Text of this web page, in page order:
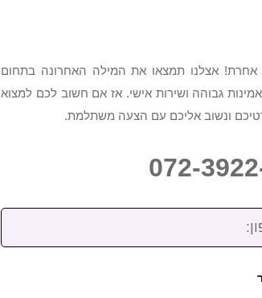
אחרת! אצלנו תמצאו את המילה האחרונה בתחום
גבוהה ושירות אישי. אז אם חשוב לכם למצוא
ונשוב אליכם עם הצעה משתלמת.